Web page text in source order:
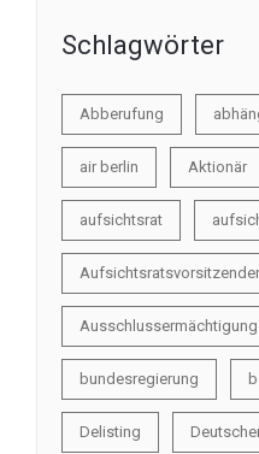
Schlagwörter
Abberufung
air berlin Aktionär
aufsichtsrat
Aufsichtsratsvorsitzender
Ausschlussermächtigung
bundesregierung
Delisting